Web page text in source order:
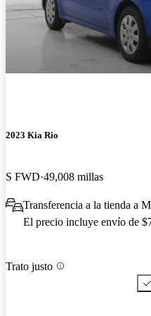
2023 Kia Rio
S FWD 49,008 millas
Transferencia a la tienda a
El precio incluye envío de
Trato justo